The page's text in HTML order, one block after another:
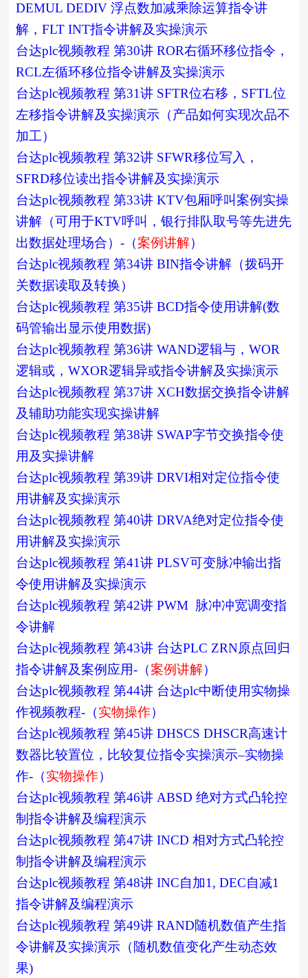
DEMUL DEDIV 浮点数加减乘除运算指令讲
解，FLT INT指令讲解及实操演示
台达plc视频教程 第30讲 ROR右循环移位指令，
RCL左循环移位指令讲解及实操演示
台达plc视频教程 第31讲 SFTR位右移，SFTL位
左移指令讲解及实操演示（产品如何实现次品不
加工）
台达plc视频教程 第32讲 SFWR移位写入，
SFRD移位读出指令讲解及实操演示
台达plc视频教程 第33讲 KTV包厢呼叫案例实操
讲解（可用于KTV呼叫，银行排队取号等先进先
出数据处理场合）-（案例讲解）
台达plc视频教程 第34讲 BIN指令讲解（拨码开
关数据读取及转换）
台达plc视频教程 第35讲 BCD指令使用讲解(数
码管输出显示使用数据)
台达plc视频教程 第36讲 WAND逻辑与，WOR
逻辑或，WXOR逻辑异或指令讲解及实操演示
台达plc视频教程 第37讲 XCH数据交换指令讲解
及辅助功能实现实操讲解
台达plc视频教程 第38讲 SWAP字节交换指令使
用及实操讲解
台达plc视频教程 第39讲 DRVI相对定位指令使
用讲解及实操演示
台达plc视频教程 第40讲 DRVA绝对定位指令使
用讲解及实操演示
台达plc视频教程 第41讲 PLSV可变脉冲输出指
令使用讲解及实操演示
台达plc视频教程 第42讲 PWM 脉冲冲宽调变指
令讲解
台达plc视频教程 第43讲 台达PLC ZRN原点回归
指令讲解及案例应用-（案例讲解）
台达plc视频教程 第44讲 台达plc中断使用实物操
作视频教程-（实物操作）
台达plc视频教程 第45讲 DHSCS DHSCR高速计
数器比较置位，比较复位指令实操演示–实物操
作-（实物操作）
台达plc视频教程 第46讲 ABSD 绝对方式凸轮控
制指令讲解及编程演示
台达plc视频教程 第47讲 INCD 相对方式凸轮控
制指令讲解及编程演示
台达plc视频教程 第48讲 INC自加1, DEC自减1
指令讲解及编程演示
台达plc视频教程 第49讲 RAND随机数值产生指
令讲解及实操演示（随机数值变化产生动态效
果)